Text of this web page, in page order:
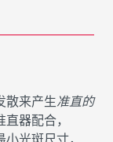
散来产生准直的
器配合，
光斑尺寸，